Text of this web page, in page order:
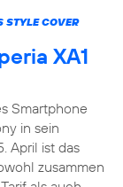
STYLE COVER
XA1
Smartphone
in sein
April ist das
zusammen